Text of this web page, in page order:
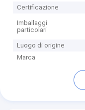
Certificazione
Imballaggi
particolari
Luogo di origine
Marca